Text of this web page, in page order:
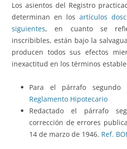
Los asientos del Registro
determinan en los artículos
siguientes, en cuanto se
inscribibles, están bajo la
producen todos sus efectos
inexactitud en los términos
Para el párrafo
Reglamento Hipotecario
Redactado el párrafo
corrección de errores
14 de marzo de 1946. Ref.